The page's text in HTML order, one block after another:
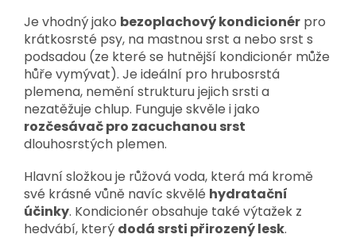
Je vhodný jako bezoplachový kondicionér pro
krátkosrsté psy, na mastnou srst a nebo srst s
podsadou (ze které se hutnější kondicionér může
hůře vymývat). Je ideální pro hrubosrstá
plemena, nemění strukturu jejich srsti a
nezatěžuje chlup. Funguje skvěle i jako
rozčesávač pro zacuchanou srst
dlouhosrstých plemen.
Hlavní složkou je růžová voda, která má kromě
své krásné vůně navíc skvělé hydratační
účinky. Kondicionér obsahuje také výtažek z
hedvábí, který dodá srsti přirozený lesk.